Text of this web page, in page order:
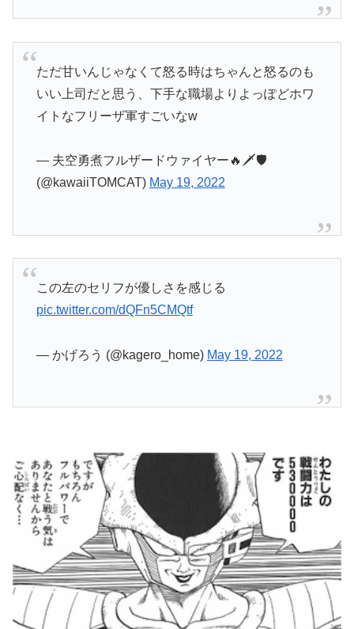
ただ甘いんじゃなくて怒る時はちゃんと怒るのも
いい上司だと思う、下手な職場よりよっぽどホワ
イトなフリーザ軍すごいなw
— 夫空勇煮フルザードウァイヤー🔥🗡️🛡️
(@kawaiiTOMCAT) May 19, 2022
この左のセリフが優しさを感じる
pic.twitter.com/dQFn5CMQtf
— かげろう (@kagero_home) May 19, 2022